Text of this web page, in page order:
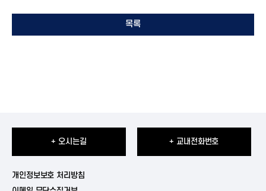
목록
+ 오시는길 + 교내전화번호
개인정보보호 처리방침